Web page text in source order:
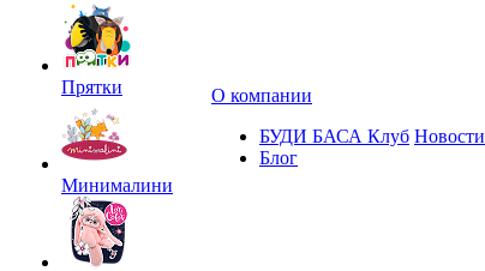
Прятки
Минималини
О компании
БУДИ БАСА Клуб
Блог
Новости